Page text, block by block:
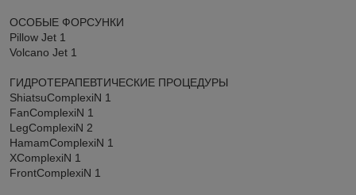
ОСОБЫЕ ФОРСУНКИ
Pillow Jet 1
Volcano Jet 1
ГИДРОТЕРАПЕВТИЧЕСКИЕ ПРОЦЕДУРЫ
ShiatsuComplexiN 1
FanComplexiN 1
LegComplexiN 2
HamamComplexiN 1
XComplexiN 1
FrontComplexiN 1